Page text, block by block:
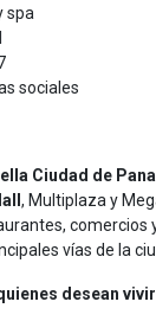
spa
sociales
Ciudad de
, Multiplaza y
comercios
vías de la
desean